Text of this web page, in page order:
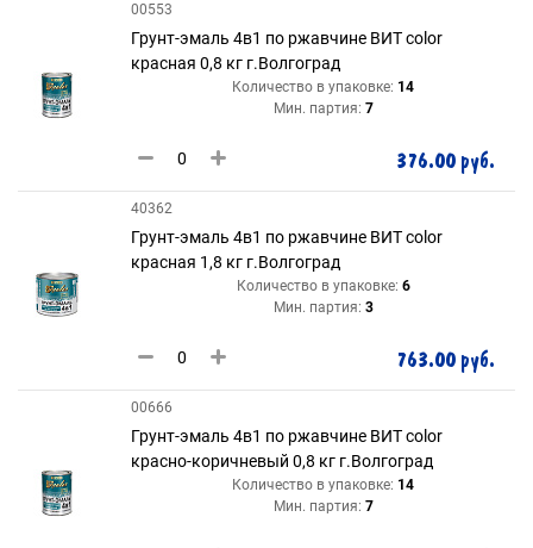
00553
Грунт-эмаль 4в1 по ржавчине ВИТ color
красная 0,8 кг г.Волгоград
Количество в упаковке: 14
Мин. партия: 7
376.00 руб.
40362
Грунт-эмаль 4в1 по ржавчине ВИТ color
красная 1,8 кг г.Волгоград
Количество в упаковке: 6
Мин. партия: 3
763.00 руб.
00666
Грунт-эмаль 4в1 по ржавчине ВИТ color
красно-коричневый 0,8 кг г.Волгоград
Количество в упаковке: 14
Мин. партия: 7